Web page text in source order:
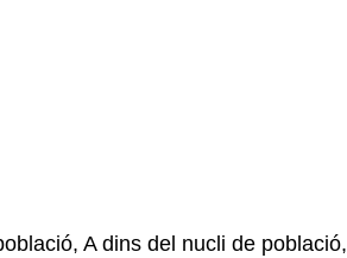
A dins del nucli de població,